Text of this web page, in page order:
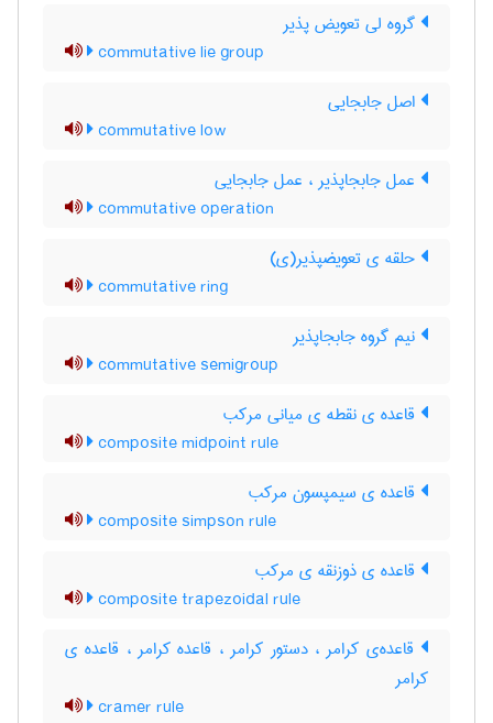
گروه لی تعویض پذیر
commutative lie group
اصل جابجایی
commutative low
عمل جابجاپذیر ، عمل جابجایی
commutative operation
حلقه ی تعویضپذیر(ی)
commutative ring
نیم گروه جابجاپذیر
commutative semigroup
قاعده ی نقطه ی میانی مرکب
composite midpoint rule
قاعده ی سیمپسون مرکب
composite simpson rule
قاعده ی ذوزنقه ی مرکب
composite trapezoidal rule
قاعده‌ی کرامر ، دستور کرامر ، قاعده کرامر ، قاعده ی
کرامر
cramer rule